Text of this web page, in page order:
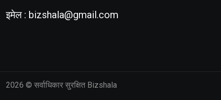
इमेल : bizshala@gmail.com
2026 © सर्वाधिकार सुरक्षित Bizshala